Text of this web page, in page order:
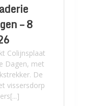
– 8
Colijnsplaat
Dagen, met
De
vissersdorp